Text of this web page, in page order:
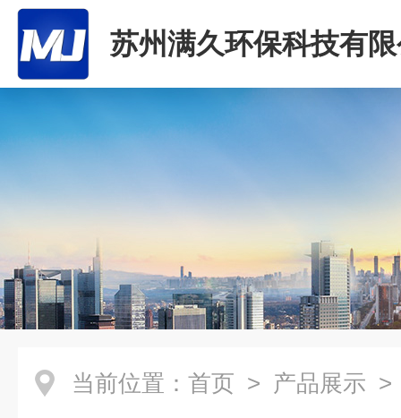
苏州满久环保科技有
当前位置： 首页 > 产品展示